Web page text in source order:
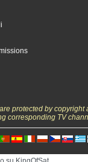
protected by
corresponding TV